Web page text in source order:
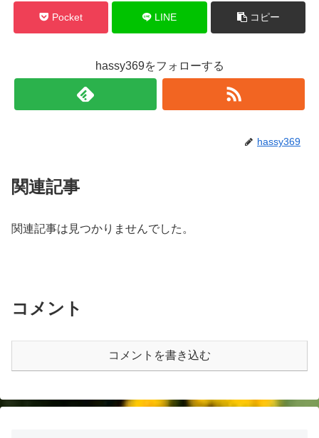
Pocket LINE コピー
hassy369をフォローする
hassy369
関連記事
関連記事は見つかりませんでした。
コメント
コメントを書き込む